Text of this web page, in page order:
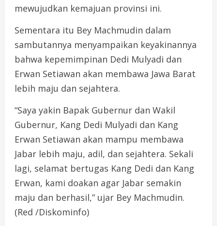
mewujudkan kemajuan provinsi ini.
Sementara itu Bey Machmudin dalam
sambutannya menyampaikan keyakinannya
bahwa kepemimpinan Dedi Mulyadi dan
Erwan Setiawan akan membawa Jawa Barat
lebih maju dan sejahtera.
“Saya yakin Bapak Gubernur dan Wakil
Gubernur, Kang Dedi Mulyadi dan Kang
Erwan Setiawan akan mampu membawa
Jabar lebih maju, adil, dan sejahtera. Sekali
lagi, selamat bertugas Kang Dedi dan Kang
Erwan, kami doakan agar Jabar semakin
maju dan berhasil,” ujar Bey Machmudin.
(Red /Diskominfo)